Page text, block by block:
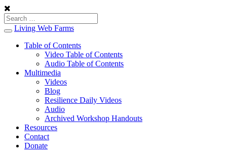
Toggle
navigation
Living Web Farms
Table of Contents
Video Table of Contents
Audio Table of Contents
Multimedia
Videos
Blog
Resilience Daily Videos
Audio
Archived Workshop Handouts
Resources
Contact
Donate